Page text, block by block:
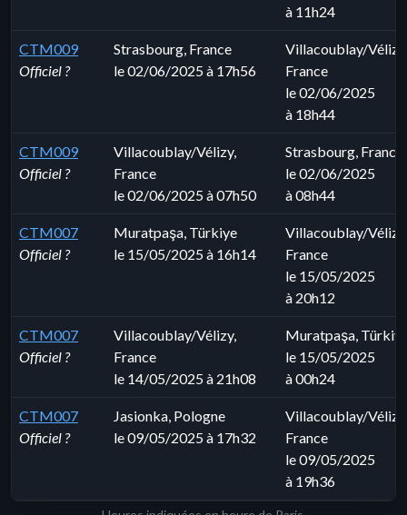
à 11h24
CTM009
Officiel ?
Strasbourg, France
le 02/06/2025 à 17h56
Villacoublay/Vélizy,
France
le 02/06/2025
à 18h44
CTM009
Officiel ?
Villacoublay/Vélizy,
France
le 02/06/2025 à 07h50
Strasbourg, France
le 02/06/2025
à 08h44
CTM007
Officiel ?
Muratpaşa, Türkiye
le 15/05/2025 à 16h14
Villacoublay/Vélizy,
France
le 15/05/2025
à 20h12
CTM007
Officiel ?
Villacoublay/Vélizy,
France
le 14/05/2025 à 21h08
Muratpaşa,
le 15/05/2025
à 00h24
CTM007
Officiel ?
Jasionka, Pologne
le 09/05/2025 à 17h32
Villacoublay/Vélizy,
France
le 09/05/2025
à 19h36